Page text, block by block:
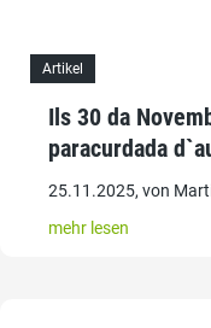
Artikel
Ils 30 da
paracurdada
25.11.2025, von
mehr lesen